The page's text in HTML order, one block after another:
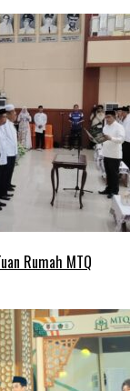
Rumah MTQ